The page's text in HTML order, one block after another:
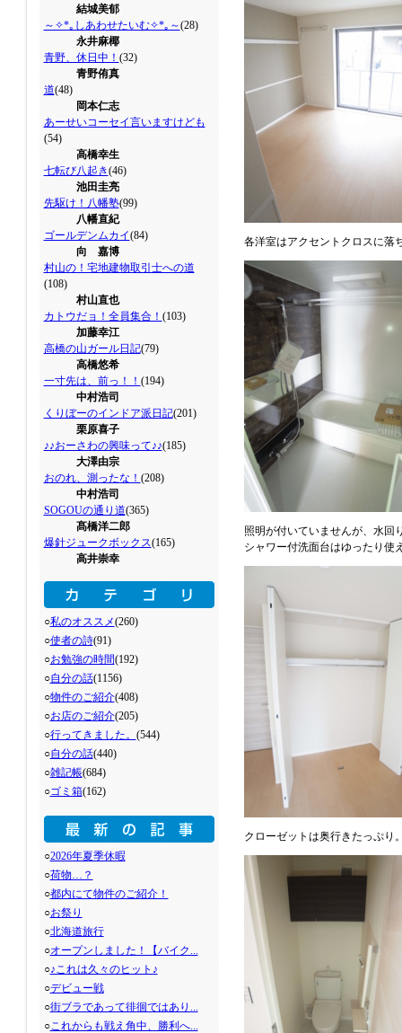
結城美郁
～✧*｡しあわせたいむ✧*｡～(28)
永井麻椰
青野、休日中！ (32)
青野侑真
道(48)
岡本仁志
あーせいコーセイ言いますけども
(54)
高橋幸生
七転び八起き(46)
池田圭亮
先駆け！八幡塾(99)
八幡直紀
ゴールデンムカイ(84)
向 嘉博
村山の！宅地建物取引士への道
(108)
村山直也
カトウだョ！全員集合！ (103)
加藤幸江
高橋の山ガール日記(79)
高橋悠希
一寸先は、前っ！！ (194)
中村浩司
くりぼーのインドア派日記(201)
栗原喜子
♪♪おーさわの興味って♪♪(185)
大澤由宗
おのれ、測ったな！ (208)
中村浩司
SOGOUの通り道(365)
髙橋洋二郎
爆針ジュークボックス(165)
高井崇幸
○私のオススメ(260)
○使者の詩(91)
○お勉強の時間(192)
○自分の話(1156)
○物件のご紹介(408)
○お店のご紹介(205)
○行ってきました。 (544)
○自分の話(440)
○雑記帳(684)
○ゴミ箱(162)
○2026年夏季休暇
○荷物…？
○都内にて物件のご紹介！
○お祭り
○北海道旅行
○オープンしました！【バイク...
○♪これは久々のヒット♪
○デビュー戦
○街ブラであって徘徊ではあり...
○これからも戦え角中、勝利へ...
各洋室はアクセントクロスに落
照明が付いていませんが、水回
シャワー付洗面台はゆったり使
クローゼットは奥行きたっぷり